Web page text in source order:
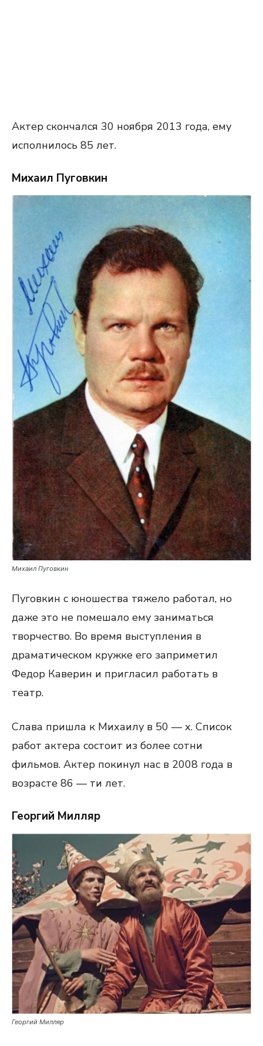
Актер скончался 30 ноября 2013 года, ему
исполнилось 85 лет.
Михаил Пуговкин
Михаил Пуговкин
Пуговкин с юношества тяжело работал, но
даже это не помешало ему заниматься
творчество. Во время выступления в
драматическом кружке его заприметил
Федор Каверин и пригласил работать в
театр.
Слава пришла к Михаилу в 50 — х. Список
работ актера состоит из более сотни
фильмов. Актер покинул нас в 2008 года в
возрасте 86 — ти лет.
Георгий Милляр
Георгий Милляр